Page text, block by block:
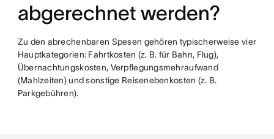
abgerechnet werden?
Zu den abrechenbaren Spesen gehören typischerweise vier
Hauptkategorien: Fahrtkosten (z. B. für Bahn, Flug),
Übernachtungskosten, Verpflegungsmehraufwand
(Mahlzeiten) und sonstige Reisenebenkosten (z. B.
Parkgebühren).